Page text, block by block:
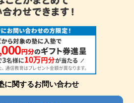
に関するお問い合わせ